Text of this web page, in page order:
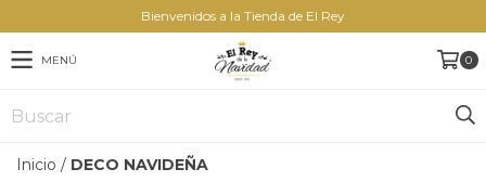
Bienvenidos a la Tienda de El Rey
MENÚ 0
Inicio / DECO NAVIDEÑA